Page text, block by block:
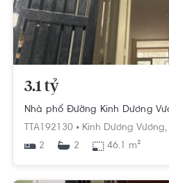
3.1 tỷ
TTA192130 • Kinh Dương Vương,
2
2 46.1 m²